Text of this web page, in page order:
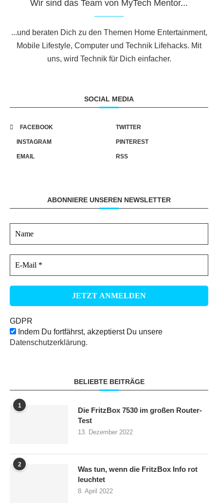
Wir sind das Team von MyTech Mentor...
...und beraten Dich zu den Themen Home Entertainment,
Mobile Lifestyle, Computer und Technik Lifehacks. Mit
uns, wird Technik für Dich einfacher.
SOCIAL MEDIA
FACEBOOK TWITTER
INSTAGRAM PINTEREST
EMAIL RSS
ABONNIERE UNSEREN NEWSLETTER
GDPR
Indem Du fortfährst, akzeptierst Du unsere
Datenschutzerklärung.
BELIEBTE BEITRÄGE
1
Die FritzBox 7530 im großen Router-
Test
13. Dezember 2022
2
Was tun, wenn die FritzBox Info rot
leuchtet
8. April 2022